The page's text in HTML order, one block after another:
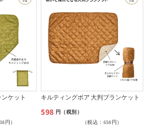
ケット
円）
キルティングボア 大判ブランケット
通
598 円（税別）
（税込：658円）